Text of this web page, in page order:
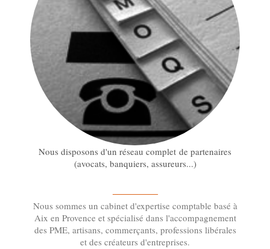
Nous disposons d'un réseau complet de partenaires
(avocats, banquiers, assureurs...)
—————
Nous sommes un cabinet d'expertise comptable basé à
Aix en Provence et spécialisé dans l'accompagnement
des PME, artisans, commerçants, professions libérales
et des créateurs d'entreprises.